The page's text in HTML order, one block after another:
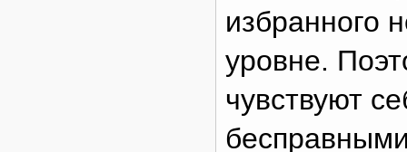
избранного
уровне.
чувствуют